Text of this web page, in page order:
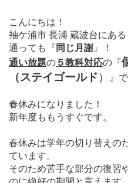
こんにちは！
袖ケ浦市 長浦 蔵波台にある
通っても
『 同じ月謝 』！
通い放題の ５教科対応の 『
（ステイゴールド） 』
春休みになりました！
新年度ももうすぐです。
春休みは学年の切り替えの
ています。
そのため苦手な部分の復習